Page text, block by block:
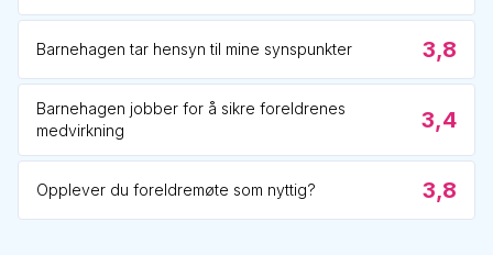
Barnehagen tar hensyn til mine synspunkter 3,8
Barnehagen jobber for å sikre foreldrenes
medvirkning
3,4
Opplever du foreldremøte som nyttig? 3,8